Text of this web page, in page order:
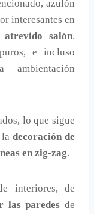
azulón
interesantes en
salón.
e incluso
ambientación
lo que sigue
decoración de
en zig-zag.
interiores, de
las paredes de